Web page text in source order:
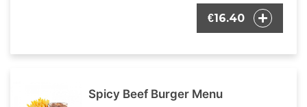
€16.40
Spicy Beef Burger Menu